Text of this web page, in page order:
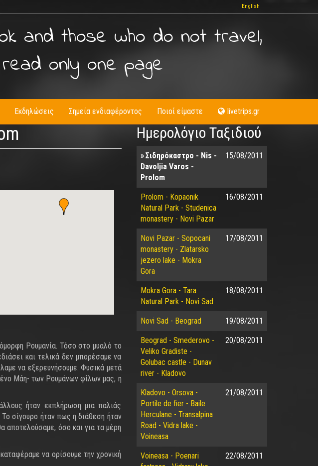
English
and those who do not travel,
read only one page
Εκδηλώσεις Σημεία ενδιαφέροντος Ποιοί είμαστε livetrips.gr
Ρουμανία. Τόσο στο μυαλό το
και τελικά δεν μπορέσαμε να
να εξερευνήσουμε. Φυσικά μετά
Μάη- των Ρουμάνων φίλων μας, η
ήταν εκπλήρωση μια παλιάς
σίγουρο ήταν πως η διάθεση ήταν
αποτελούσαμε, όσο και για τα μέρη
να ορίσουμε την χρονική
Ημερολόγιο Ταξιδιού
Σιδηρόκαστρο - Nis -
Davoljia Varos -
Prolom
15/08/2011
Prolom - Kopaonik
Natural Park - Studenica
monastery - Novi Pazar
16/08/2011
Novi Pazar - Sopocani
monastery - Zlatarsko
jezero lake - Mokra
Gora
17/08/2011
Mokra Gora - Tara
Natural Park - Novi Sad
18/08/2011
Novi Sad - Beograd 19/08/2011
Beograd - Smederovo -
Veliko Gradiste -
Golubac castle - Dunav
river - Kladovo
20/08/2011
Kladovo - Orsova -
Portile de fier - Baile
Herculane - Transalpina
Road - Vidra lake -
Voineasa
21/08/2011
Voineasa - Poenari
22/08/2011